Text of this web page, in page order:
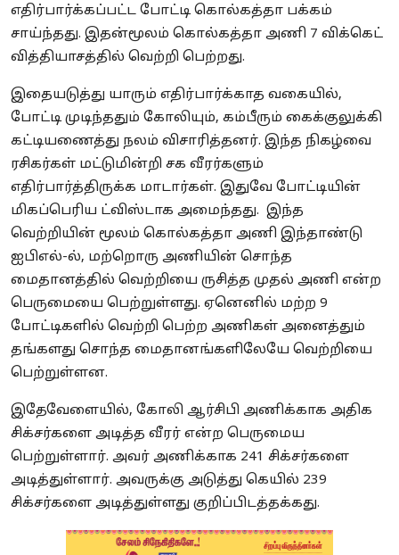
எதிர்பார்க்கப்பட்ட போட்டி கொல்கத்தா பக்கம்
சாய்ந்தது. இதன்மூலம் கொல்கத்தா அணி 7 விக்கெட்
வித்தியாசத்தில் வெற்றி பெற்றது.
இதையடுத்து யாரும் எதிர்பார்க்காத வகையில்,
போட்டி முடிந்ததும் கோலியும், கம்பீரும் கைக்குலுக்கி
கட்டியணைத்து நலம் விசாரித்தனர். இந்த நிகழ்வை
ரசிகர்கள் மட்டுமின்றி சக வீரர்களும்
எதிர்பார்த்திருக்க மாடார்கள். இதுவே போட்டியின்
மிகப்பெரிய ட்விஸ்டாக அமைந்தது. இந்த
வெற்றியின் மூலம் கொல்கத்தா அணி இந்தாண்டு
ஐபிஎல்-ல், மற்றொரு அணியின் சொந்த
மைதானத்தில் வெற்றியை ருசித்த முதல் அணி என்ற
பெருமையை பெற்றுள்ளது. ஏனெனில் மற்ற 9
போட்டிகளில் வெற்றி பெற்ற அணிகள் அனைத்தும்
தங்களது சொந்த மைதானங்களிலேயே வெற்றியை
பெற்றுள்ளன.
இதேவேளையில், கோலி ஆர்சிபி அணிக்காக அதிக
சிக்சர்களை அடித்த வீரர் என்ற பெருமைய
பெற்றுள்ளார். அவர் அணிக்காக 241 சிக்சர்களை
அடித்துள்ளார். அவருக்கு அடுத்து கெயில் 239
சிக்சர்களை அடித்துள்ளது குறிப்பிடத்தக்கது.